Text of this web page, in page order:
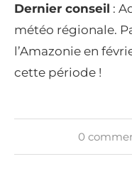
Dernier conseil :
météo régionale.
l’Amazonie en
cette période !
0